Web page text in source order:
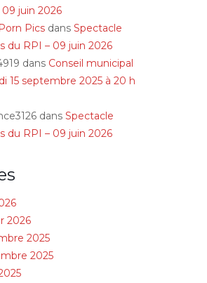
09 juin 2026
Pics dans Spectacle
du RPI – 09 juin 2026
dans Conseil municipal
15 septembre 2025 à 20 h
dans Spectacle
du RPI – 09 juin 2026
2026
2025
2025